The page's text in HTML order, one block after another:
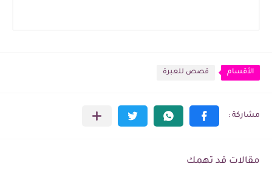
الأقسام قصص للعبرة
مقالات قد تهمك